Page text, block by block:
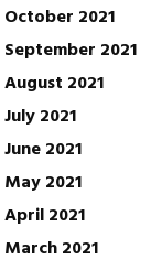
October 2021
September 2021
August 2021
July 2021
June 2021
May 2021
April 2021
March 2021